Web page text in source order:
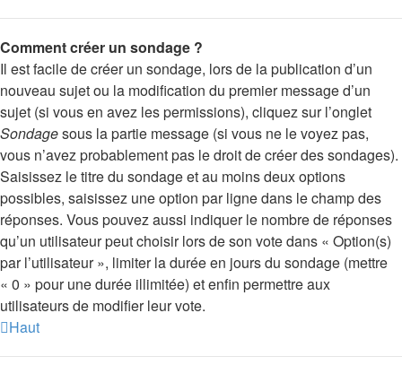
Comment créer un sondage ?
Il est facile de créer un sondage, lors de la publication d’un
nouveau sujet ou la modification du premier message d’un
sujet (si vous en avez les permissions), cliquez sur l’onglet
Sondagesous la partie message (si vous ne le voyez pas,
vous n’avez probablement pas le droit de créer des sondages).
Saisissez le titre du sondage et au moins deux options
possibles, saisissez une option par ligne dans le champ des
réponses. Vous pouvez aussi indiquer le nombre de réponses
qu’un utilisateur peut choisir lors de son vote dans « Option(s)
par l’utilisateur », limiter la durée en jours du sondage (mettre
« 0 » pour une durée illimitée) et enfin permettre aux
utilisateurs de modifier leur vote.
Haut